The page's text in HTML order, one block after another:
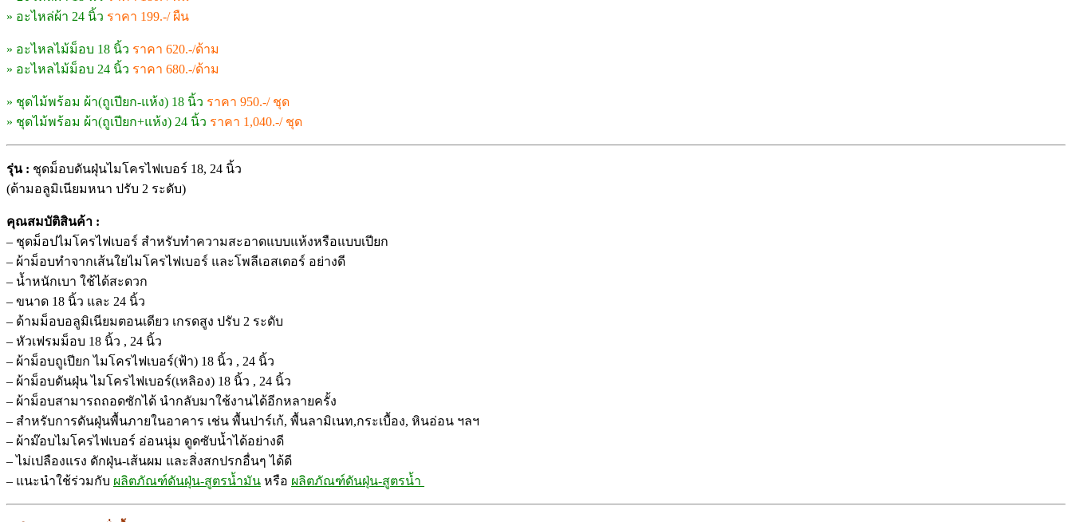
259.00฿.180.00฿.
» อะไหล่ผ้า 24 นิ้ว ราคา 199.-/ ผืน
» อะไหลไม้ม็อบ 18 นิ้ว ราคา 620.-/ด้าม
» อะไหลไม้ม็อบ 24 นิ้ว ราคา 680.-/ด้าม
» ชุดไม้พร้อม ผ้า(ถูเปียก-แห้ง) 18 นิ้ว ราคา 950.-/ ชุด
» ชุดไม้พร้อม ผ้า(ถูเปียก+แห้ง) 24 นิ้ว ราคา 1,040.-/ ชุด
รุ่น : ชุดม็อบดันฝุ่นไมโครไฟเบอร์ 18, 24 นิ้ว
(ด้ามอลูมิเนียมหนา ปรับ 2 ระดับ)
คุณสมบัติสินค้า :
– ชุดม็อปไมโครไฟเบอร์ สำหรับทำความสะอาดแบบแห้งหรือแบบเปียก
– ผ้าม็อบทำจากเส้นใยไมโครไฟเบอร์ และโพลีเอสเตอร์ อย่างดี
– น้ำหนักเบา ใช้ได้สะดวก
– ขนาด 18 นิ้ว และ 24 นิ้ว
– ด้ามม็อบอลูมิเนียมตอนเดียว เกรดสูง ปรับ 2 ระดับ
– หัวเฟรมม็อบ 18 นิ้ว , 24 นิ้ว
– ผ้าม็อบถูเปียก ไมโครไฟเบอร์(ฟ้า) 18 นิ้ว , 24 นิ้ว
– ผ้าม็อบดันฝุ่น ไมโครไฟเบอร์(เหลิอง) 18 นิ้ว , 24 นิ้ว
– ผ้าม็อบสามารถถอดซักได้ นำกลับมาใช้งานได้อีกหลายครั้ง
– สำหรับการดันฝุ่นพื้นภายในอาคาร เช่น พื้นปาร์เก้, พื้นลามิเนท,กระเบื้อง, หินอ่อน ฯลฯ
– ผ้าม๊อบไมโครไฟเบอร์ อ่อนนุ่ม ดูดซับน้ำได้อย่างดี
– ไม่เปลืองแรง ดักฝุ่น-เส้นผม และสิ่งสกปรกอื่นๆ ได้ดี
– แนะนำใช้ร่วมกับ ผลิตภัณฑ์ดันฝุ่น-สูตรน้ำมัน หรือ ผลิตภัณฑ์ดันฝุ่น-สูตรน้ำ